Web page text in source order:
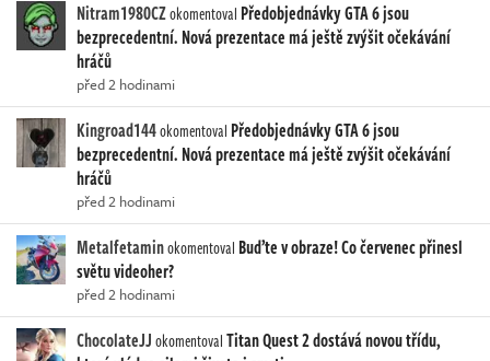
Nitram1980CZokomentoval Předobjednávky GTA 6 jsou
bezprecedentní. Nová prezentace má ještě zvýšit očekávání
hráčů
před 2 hodinami
Kingroad144okomentoval Předobjednávky GTA 6 jsou
bezprecedentní. Nová prezentace má ještě zvýšit očekávání
hráčů
před 2 hodinami
Metalfetaminokomentoval Buďte v obraze! Co červenec přinesl
světu videoher?
před 2 hodinami
ChocolateJJokomentovalTitan Quest 2 dostává novou třídu,